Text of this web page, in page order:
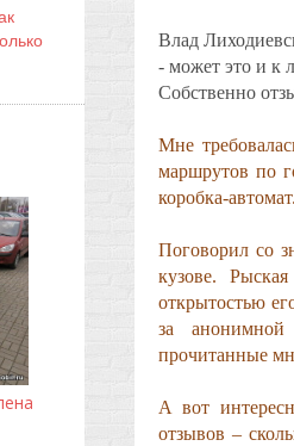
Влад
- может это и к
Собственно
Мне
маршрутов по
коробка-
Поговорил со
кузове.
открытостью
за анонимной
прочитанные
А вот
отзывов –